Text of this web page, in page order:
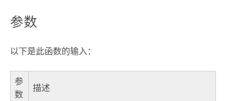
参数
以下是此函数的输入：
参
数
描述